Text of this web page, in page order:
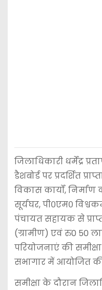
जिलाधिकारी धर्मेंद्र
डैशबोर्ड पर प्रदर्शित
विकास कार्यों,
सूर्यघर, पी०एम०
पंचायत सहायक से
(ग्रामीण) एवं रु0 50
परियोजनाएं की
सभागार में आयोजित
समीक्षा के दौरान